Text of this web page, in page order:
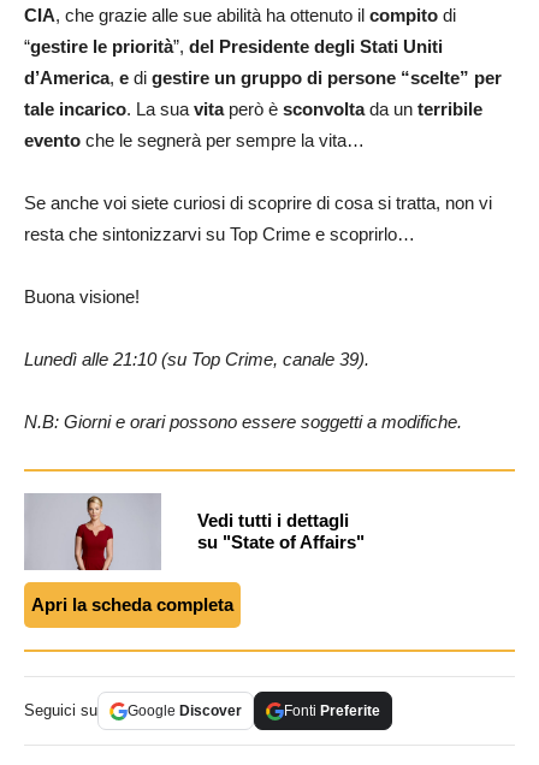
CIA, che grazie alle sue abilità ha ottenuto il compito di
“gestire le priorità”, del Presidente degli Stati Uniti
d’America, e di gestire un gruppo di persone “scelte” per
tale incarico. La suavitaperò è sconvoltada un terribile
evento che le segnerà per sempre la vita…
Se anche voi siete curiosi di scoprire di cosa si tratta, non vi
resta che sintonizzarvi su Top Crime e scoprirlo…
Buona visione!
Lunedì alle 21:10 (su Top Crime, canale 39).
N.B: Giorni e orari possono essere soggetti a modifiche.
Vedi tutti i dettagli
su "State of Affairs"
Apri la scheda completa
Seguici su Google Discover Fonti Preferite